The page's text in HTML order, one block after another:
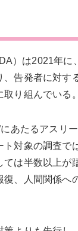
）は2021年に
告発者に対す
り組んでいる。
あたるアスリ
対象の調査で
は半数以上が
、人間関係へ